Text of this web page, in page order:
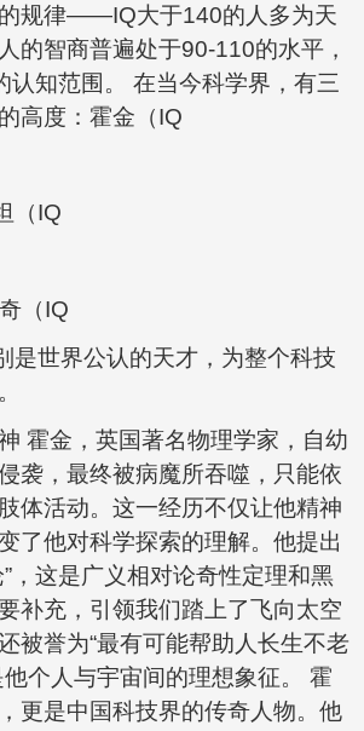
规律——IQ大于140的人多为天
的智商普遍处于90-110的水平，
认知范围。 在当今科学界，有三
高度：霍金（IQ
（IQ
（IQ
是世界公认的天才，为整个科技
霍金，英国著名物理学家，自幼
袭，最终被病魔所吞噬，只能依
体活动。这一经历不仅让他精神
了他对科学探索的理解。他提出
，这是广义相对论奇性定理和黑
补充，引领我们踏上了飞向太空
被誉为“最有可能帮助人长生不老
他个人与宇宙间的理想象征。 霍
更是中国科技界的传奇人物。他